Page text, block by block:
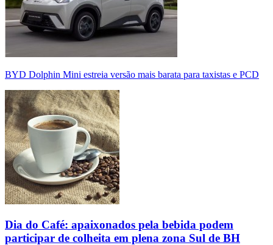
BYD Dolphin Mini estreia versão mais barata para taxistas e PCD
Dia do Café: apaixonados pela bebida podem
participar de colheita em plena zona Sul de BH